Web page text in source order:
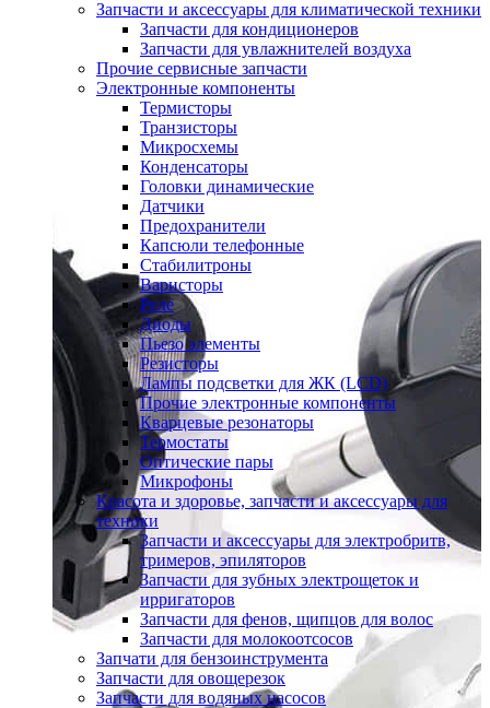
Запчасти и аксессуары для климатической техники
Запчасти для кондиционеров
Запчасти для увлажнителей воздуха
Прочие сервисные запчасти
Электронные компоненты
Термисторы
Транзисторы
Микросхемы
Конденсаторы
Головки динамические
Датчики
Предохранители
Капсюли телефонные
Стабилитроны
Варисторы
Реле
Диоды
Пьезо элементы
Резисторы
Лампы подсветки для ЖК (LCD)
Прочие электронные компоненты
Кварцевые резонаторы
Термостаты
Оптические пары
Микрофоны
Красота и здоровье, запчасти и аксессуары для
техники
Запчасти и аксессуары для электробритв,
тримеров, эпиляторов
Запчасти для зубных электрощеток и
ирригаторов
Запчасти для фенов, щипцов для волос
Запчасти для молокоотсосов
Запчати для бензоинструмента
Запчасти для овощерезок
Запчасти для водяных насосов